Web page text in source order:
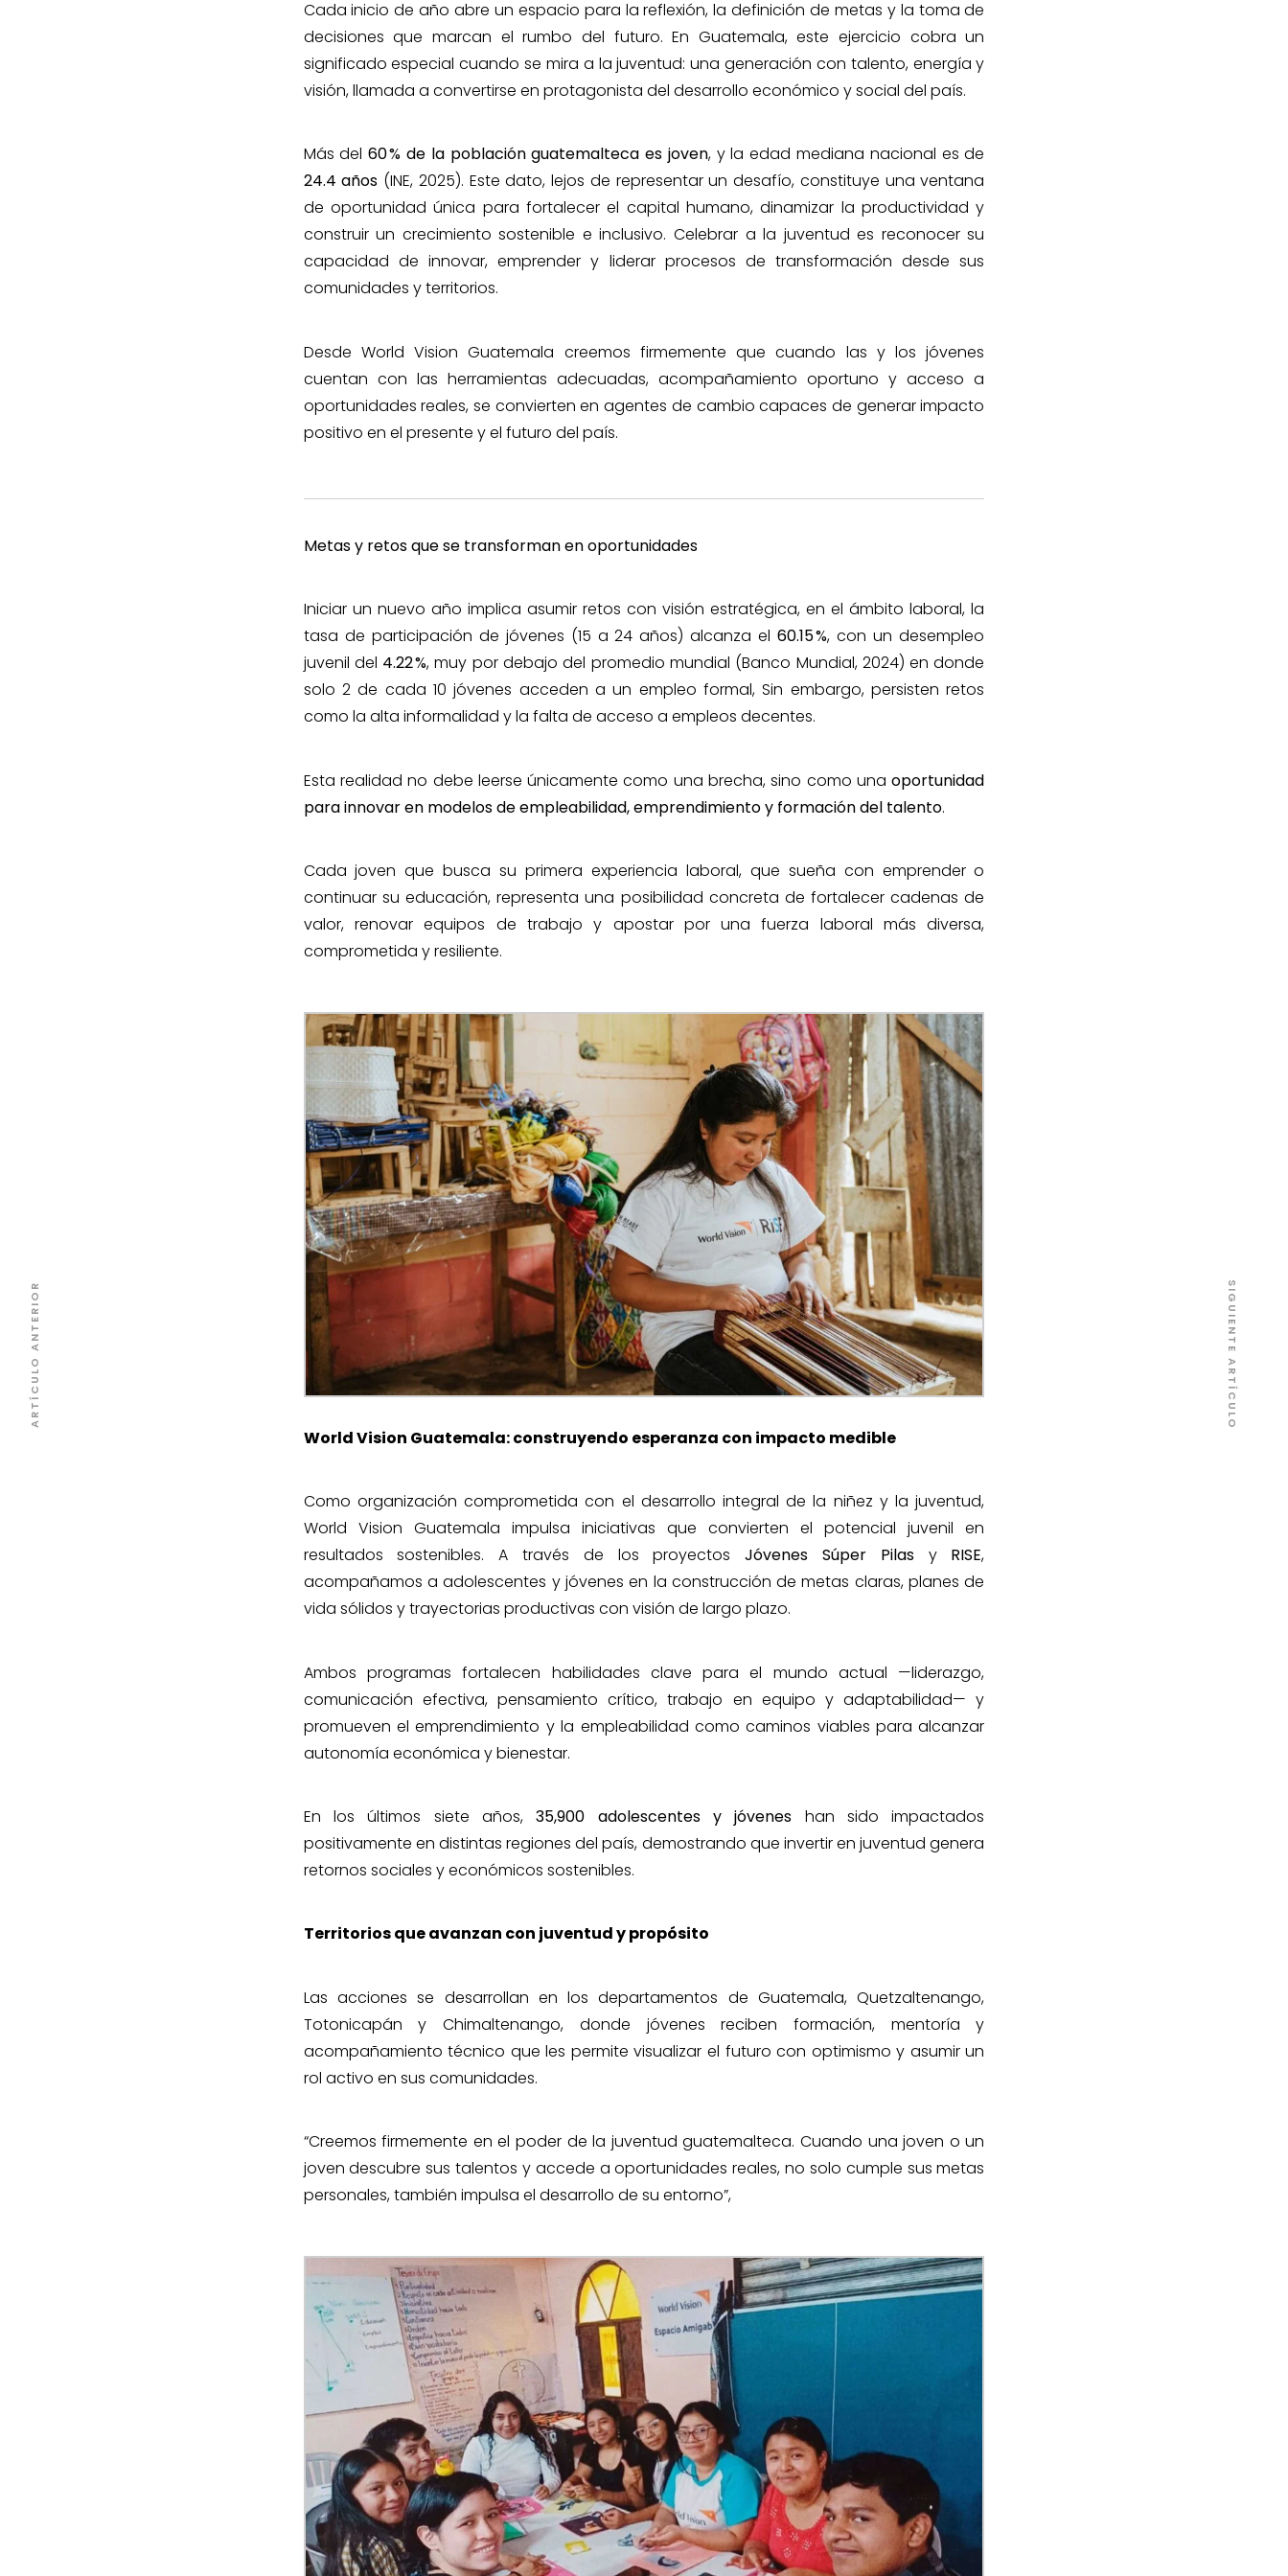
Cada inicio de año abre un espacio para la reflexión, la definición de metas y la toma de
decisiones que marcan el rumbo del futuro. En Guatemala, este ejercicio cobra un
significado especial cuando se mira a la juventud: una generación con talento, energía y
visión, llamada a convertirse en protagonista del desarrollo económico y social del país.
Más del60% de la población guatemalteca es joven, y la edad mediana nacional es de
24.4 años (INE, 2025). Este dato, lejos de representar un desafío, constituye una ventana
de oportunidad única para fortalecer el capital humano, dinamizar la productividad y
construir un crecimiento sostenible e inclusivo. Celebrar a la juventud es reconocer su
capacidad de innovar, emprender y liderar procesos de transformación desde sus
comunidades y territorios.
Desde World Vision Guatemala creemos firmemente que cuando las y los jóvenes
cuentan con las herramientas adecuadas, acompañamiento oportuno y acceso a
oportunidades reales, se convierten en agentes de cambio capaces de generar impacto
positivo en el presente y el futuro del país.
Metas y retos que se transforman en oportunidades
Iniciar un nuevo año implica asumir retos con visión estratégica, en el ámbito laboral, la
tasa de participación de jóvenes (15 a 24 años) alcanza el60.15%, con un desempleo
juvenil del 4.22%, muy por debajo del promedio mundial (Banco Mundial, 2024) en donde
solo 2 de cada 10 jóvenes acceden a un empleo formal, Sin embargo, persisten retos
como la alta informalidad y la falta de acceso a empleos decentes.
Esta realidad no debe leerse únicamente como una brecha, sino como unaoportunidad
para innovar en modelos de empleabilidad, emprendimiento y formación del talento.
Cada joven que busca su primera experiencia laboral, que sueña con emprender o
continuar su educación, representa una posibilidad concreta de fortalecer cadenas de
valor, renovar equipos de trabajo y apostar por una fuerza laboral más diversa,
comprometida y resiliente.
World Vision Guatemala: construyendo esperanza con impacto medible
Como organización comprometida con el desarrollo integral de la niñez y la juventud,
World Vision Guatemala impulsa iniciativas que convierten el potencial juvenil en
resultados sostenibles. A través de los proyectosJóvenes Súper Pilasy RISE,
acompañamos a adolescentes y jóvenes en la construcción de metas claras, planes de
vida sólidos y trayectorias productivas con visión de largo plazo.
Ambos programas fortalecen habilidades clave para el mundo actual —liderazgo,
comunicación efectiva, pensamiento crítico, trabajo en equipo y adaptabilidad— y
promueven el emprendimiento y la empleabilidad como caminos viables para alcanzar
autonomía económica y bienestar.
En los últimos siete años,35,900 adolescentes y jóvenes han sido impactados
positivamente en distintas regiones del país, demostrando que invertir en juventud genera
retornos sociales y económicos sostenibles.
Territorios que avanzan con juventud y propósito
Las acciones se desarrollan en los departamentos de Guatemala, Quetzaltenango,
Totonicapán y Chimaltenango, donde jóvenes reciben formación, mentoría y
acompañamiento técnico que les permite visualizar el futuro con optimismo y asumir un
rol activo en sus comunidades.
“Creemos firmemente en el poder de la juventud guatemalteca. Cuando una joven o un
joven descubre sus talentos y accede a oportunidades reales, no solo cumple sus metas
personales, también impulsa el desarrollo de su entorno”,
ARTÍCULO ANTERIOR SIGUIENTE ARTÍCULO